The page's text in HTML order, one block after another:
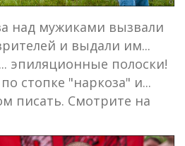
над мужиками вызвали
и выдали им...
эпиляционные полоски!
стопке "наркоза" и...
писать. Смотрите на